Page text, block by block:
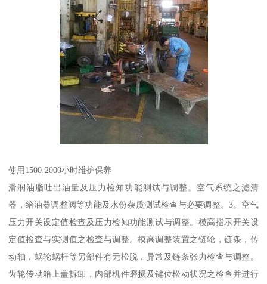
使用1500-2000小时维护保养
滑润油脂吐出油量及压力检知功能测试与调整。空气系统之滤清
器，给油器调整阀等功能及水份杂质测试检查与必要调整。3。空气
压力开关设定值检查及压力检知功能测试与调整。模高指示开关设
定值检查与实测值之检查与调整。模高调整装置之链轮，链条，传
动轴，蜗轮蜗杆等另部件有无松脱，异常及链条张力检查与调整。
齿轮传动箱上盖拆卸，内部机件磨损及键位松动状况之检查并进行